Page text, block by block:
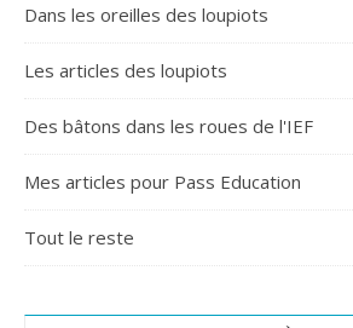
Dans les oreilles des loupiots
Les articles des loupiots
Des bâtons dans les roues de l'IEF
Mes articles pour Pass Education
Tout le reste